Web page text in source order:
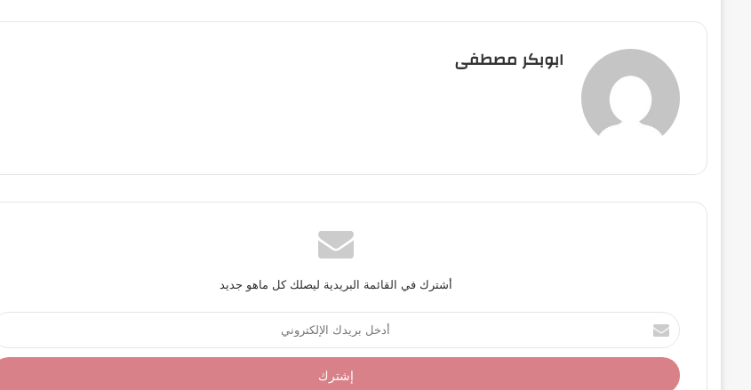
ابوبكر مصطفى
أشترك في القائمة البريدية ليصلك كل ماهو جديد
أ
د
خ
ل